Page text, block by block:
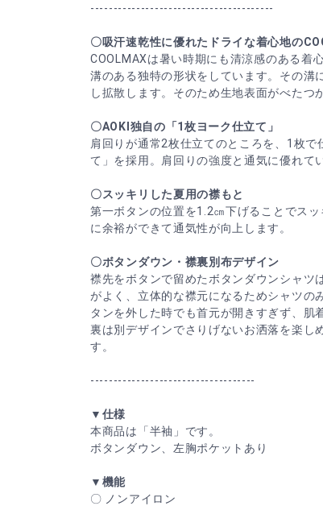
----------------------------------------
〇吸汗速乾性に優れたドライな着心地の
COOLMAXは暑い時期にも清涼感のある着
溝のある独特の形状をしています。その溝
し拡散します。そのため生地表面がべたつ
〇AOKI独自の「1枚ヨーク仕立て」
肩回りが通常2枚仕立てのところを、1枚
て」を採用。肩回りの強度と通気に優れて
〇スッキリした夏用の襟もと
第一ボタンの位置を1.2㎝下げることでス
に余裕ができて通気性が向上します。
〇ボタンダウン・襟裏別布デザイン
襟先をボタンで留めたボタンダウンシャツ
がよく、立体的な襟元になるためシャツの
タンを外した時でも首元が開きすぎず、肌
裏は別デザインでさりげないお洒落を楽し
す。
------------------------------------
▼仕様
本商品は「半袖」です。
ボタンダウン、左胸ポケットあり
▼機能
〇 ノンアイロン